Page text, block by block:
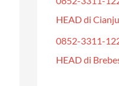
HEAD di
0852-3311-
HEAD di